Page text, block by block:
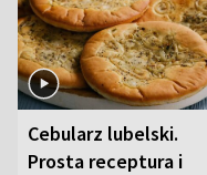
Cebularz lubelski.
Prosta receptura i